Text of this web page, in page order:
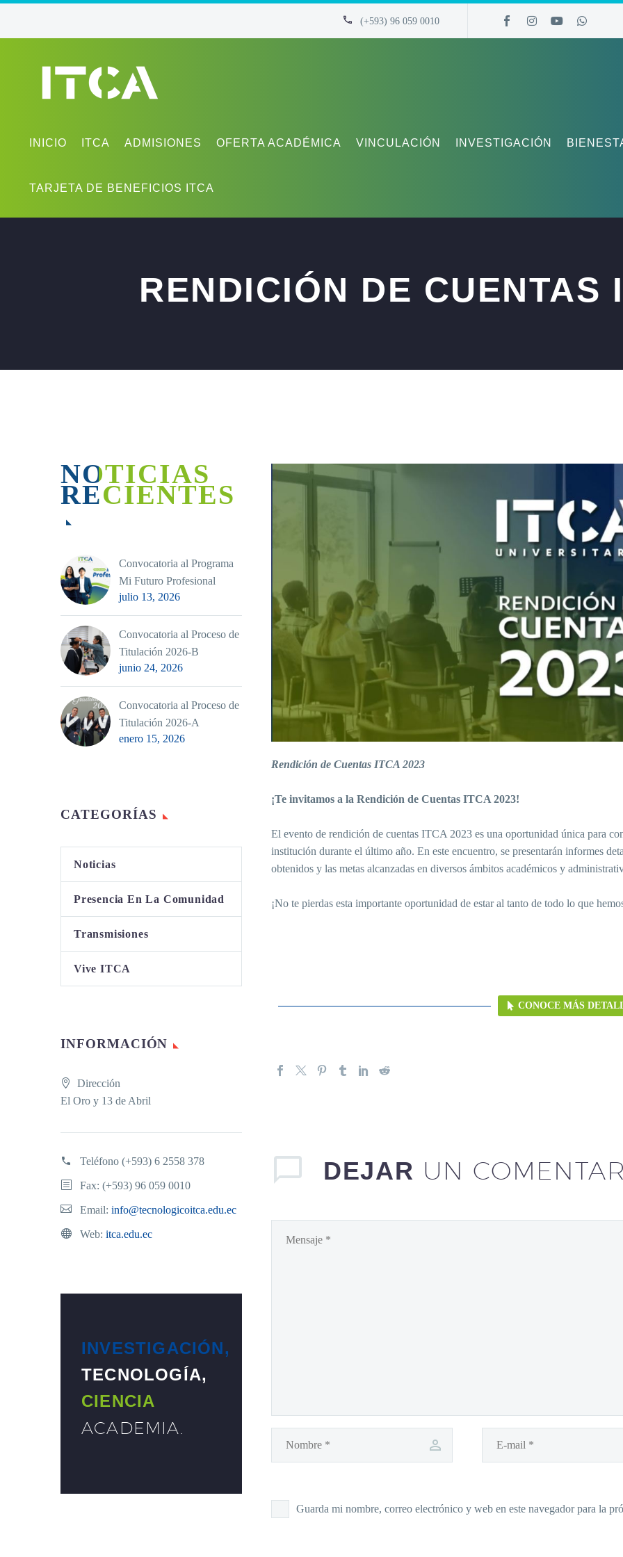
(+593) 96 059 0010
INICIO ITCA ADMISIONES OFERTA ACADÉMICA VINCULACIÓN INVESTIGACIÓN
TARJETA DE BENEFICIOS ITCA
RENDICIÓN DE CUENTAS
Rendición de Cuentas ITCA 2023
¡Te invitamos a la Rendición de Cuentas ITCA 2023!
El evento de rendición de cuentas ITCA 2023 es una oportunidad única para
institución durante el último año. En este encuentro, se presentarán informes
obtenidos y las metas alcanzadas en diversos ámbitos académicos y
¡No te pierdas esta importante oportunidad de estar al tanto de todo lo que
CONOCE MÁS
DEJAR UN
Guarda mi nombre, correo electrónico y web en este navegador para la
NOTICIAS
RECIENTES
Convocatoria al Programa
Mi Futuro Profesional
julio 13, 2026
Convocatoria al Proceso de
Titulación 2026-B
junio 24, 2026
Convocatoria al Proceso de
Titulación 2026-A
enero 15, 2026
CATEGORÍAS
Noticias
Presencia En La Comunidad
Transmisiones
Vive ITCA
INFORMACIÓN
Dirección
El Oro y 13 de Abril
Teléfono (+593) 6 2558 378
Fax: (+593) 96 059 0010
Email: info@tecnologicoitca.edu.ec
Web: itca.edu.ec
INVESTIGACIÓN,
TECNOLOGÍA,
CIENCIA
ACADEMIA